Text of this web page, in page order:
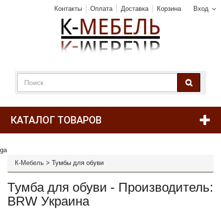
Вход
Контакты Оплата Доставка Корзина
КАТАЛОГ ТОВАРОВ
ga
К-Мебель > Тумбы для обуви
Тумба для обуви - Производитель:
BRW Украина